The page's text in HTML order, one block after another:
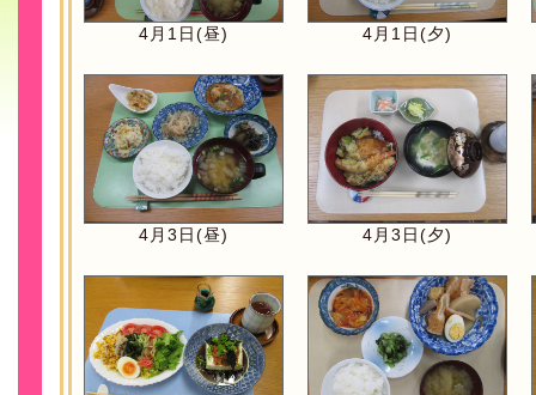
4月1日(昼) 4月1日(夕)
4月3日(昼) 4月3日(夕)